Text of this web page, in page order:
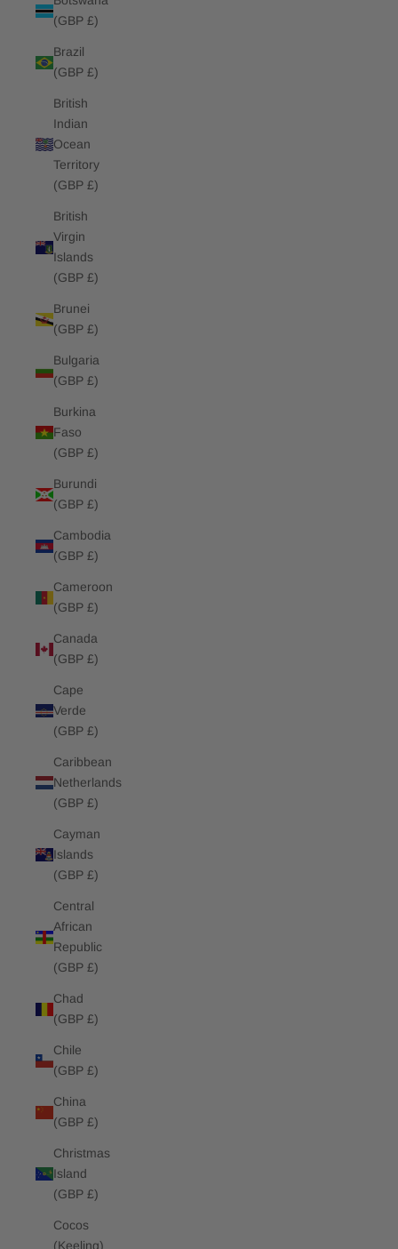
(GBP £)
Brazil
(GBP £)
British
Indian
Ocean
Territory
(GBP £)
British
Virgin
Islands
(GBP £)
Brunei
(GBP £)
Bulgaria
(GBP £)
Burkina
Faso
(GBP £)
Burundi
(GBP £)
Cambodia
(GBP £)
Cameroon
(GBP £)
Canada
(GBP £)
Cape
Verde
(GBP £)
Caribbean
Netherlands
(GBP £)
Cayman
Islands
(GBP £)
Central
African
Republic
(GBP £)
Chad
(GBP £)
Chile
(GBP £)
China
(GBP £)
Christmas
Island
(GBP £)
Cocos
(Keeling)